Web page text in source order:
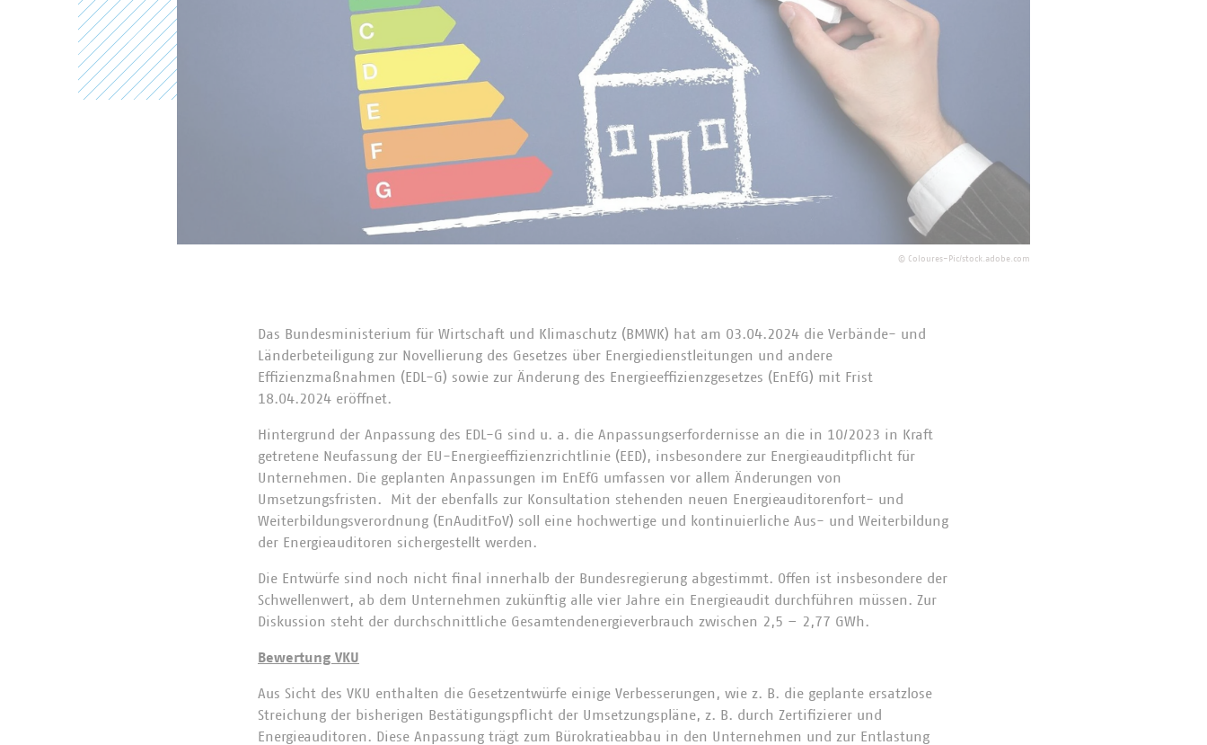
© Coloures-Pic/stock.adobe.com
Das Bundesministerium für Wirtschaft und Klimaschutz (BMWK) hat am 03.04.2024 die Verbände- und
Länderbeteiligung zur Novellierung des Gesetzes über Energiedienstleitungen und andere
Effizienzmaßnahmen (EDL-G) sowie zur Änderung des Energieeffizienzgesetzes (EnEfG) mit Frist
18.04.2024 eröffnet.
Hintergrund der Anpassung des EDL-G sind u. a. die Anpassungserfordernisse an die in 10/2023 in Kraft
getretene Neufassung der EU-Energieeffizienzrichtlinie (EED), insbesondere zur Energieauditpflicht für
Unternehmen. Die geplanten Anpassungen im EnEfG umfassen vor allem Änderungen von
Umsetzungsfristen. Mit der ebenfalls zur Konsultation stehenden neuen Energieauditorenfort- und
Weiterbildungsverordnung (EnAuditFoV) soll eine hochwertige und kontinuierliche Aus- und Weiterbildung
der Energieauditoren sichergestellt werden.
Die Entwürfe sind noch nicht final innerhalb der Bundesregierung abgestimmt. Offen ist insbesondere der
Schwellenwert, ab dem Unternehmen zukünftig alle vier Jahre ein Energieaudit durchführen müssen. Zur
Diskussion steht der durchschnittliche Gesamtendenergieverbrauch zwischen 2,5 – 2,77 GWh.
Bewertung VKU
Aus Sicht des VKU enthalten die Gesetzentwürfe einige Verbesserungen, wie z. B. die geplante ersatzlose
Streichung der bisherigen Bestätigungspflicht der Umsetzungspläne, z. B. durch Zertifizierer und
Energieauditoren. Diese Anpassung trägt zum Bürokratieabbau in den Unternehmen und zur Entlastung